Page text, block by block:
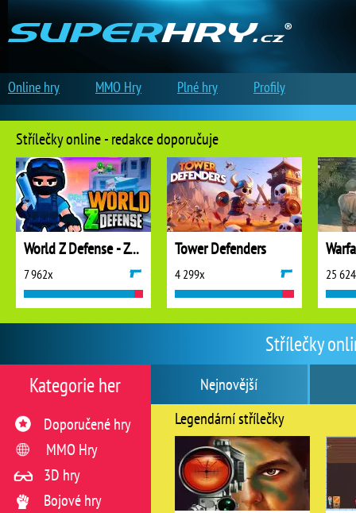
Střílečky
Nejnovější
Legendární střílečky
Kategorie her
Doporučené hry
MMO Hry
3D hry
Bojové hry
Střílečky online - redakce doporučuje
World Z Defense - Zombie Defense
7 962x
Tower Defenders
4 299x 25
Online hry MMO Hry Plné hry Profily